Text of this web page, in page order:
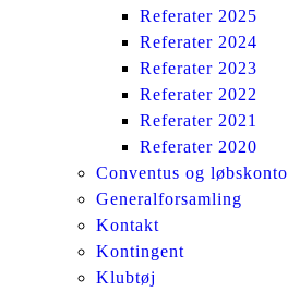
Referater 2025
Referater 2024
Referater 2023
Referater 2022
Referater 2021
Referater 2020
Conventus og løbskonto
Generalforsamling
Kontakt
Kontingent
Klubtøj